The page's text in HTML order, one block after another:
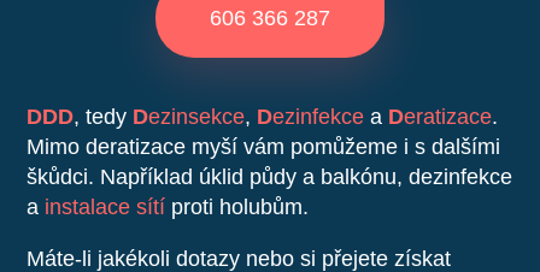
606 366 287
DDD, tedy Dezinsekce, Dezinfekce a Deratizace.
Mimo deratizace myší vám pomůžeme i s dalšími
škůdci. Například úklid půdy a balkónu, dezinfekce
a instalace sítí proti holubům.
Máte-li jakékoli dotazy nebo si přejete získat